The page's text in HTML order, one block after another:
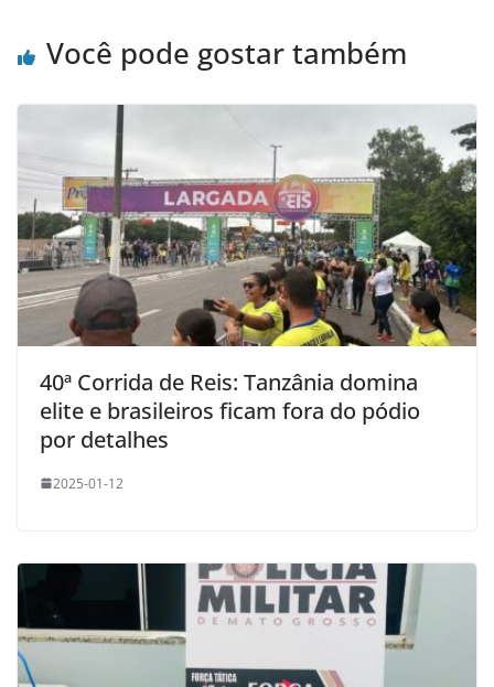
Você pode gostar também
40ª Corrida de Reis: Tanzânia domina
elite e brasileiros ficam fora do pódio
por detalhes
2025-01-12